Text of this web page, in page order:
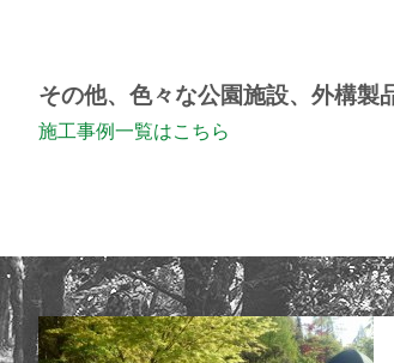
その他、色々な公園施設、外構製
施工事例一覧はこちら